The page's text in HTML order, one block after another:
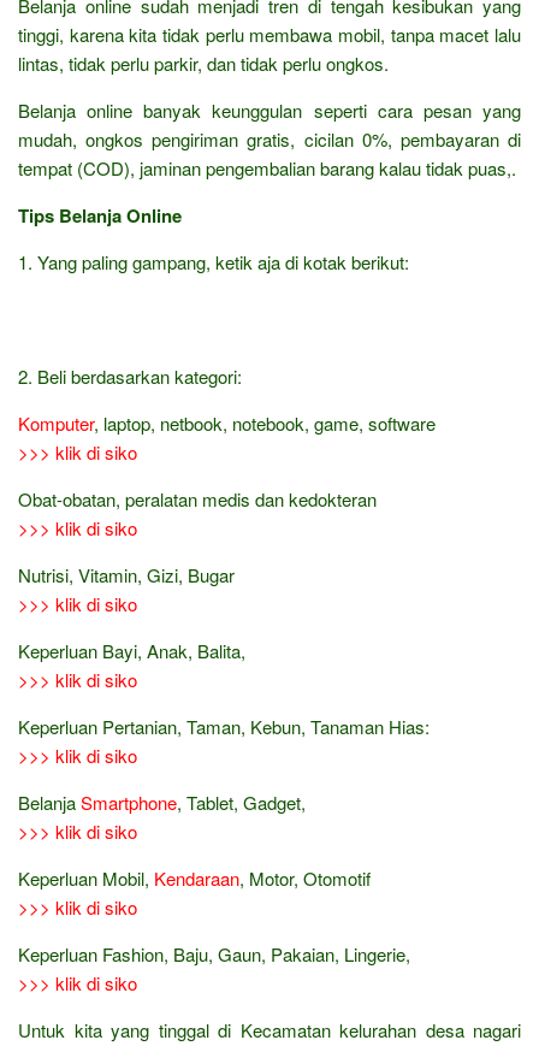
Belanja online sudah menjadi tren di tengah kesibukan yang
tinggi, karena kita tidak perlu membawa mobil, tanpa macet lalu
lintas, tidak perlu parkir, dan tidak perlu ongkos.
Belanja online banyak keunggulan seperti cara pesan yang
mudah, ongkos pengiriman gratis, cicilan 0%, pembayaran di
tempat (COD), jaminan pengembalian barang kalau tidak puas,.
Tips Belanja Online
1. Yang paling gampang, ketik aja di kotak berikut:
2. Beli berdasarkan kategori:
Komputer, laptop, netbook, notebook, game, software
>>> klik di siko
Obat-obatan, peralatan medis dan kedokteran
>>> klik di siko
Nutrisi, Vitamin, Gizi, Bugar
>>> klik di siko
Keperluan Bayi, Anak, Balita,
>>> klik di siko
Keperluan Pertanian, Taman, Kebun, Tanaman Hias:
>>> klik di siko
BelanjaSmartphone, Tablet, Gadget,
>>> klik di siko
Keperluan Mobil, Kendaraan, Motor, Otomotif
>>> klik di siko
Keperluan Fashion, Baju, Gaun, Pakaian, Lingerie,
>>> klik di siko
Untuk kita yang tinggal di Kecamatan kelurahan desa nagari